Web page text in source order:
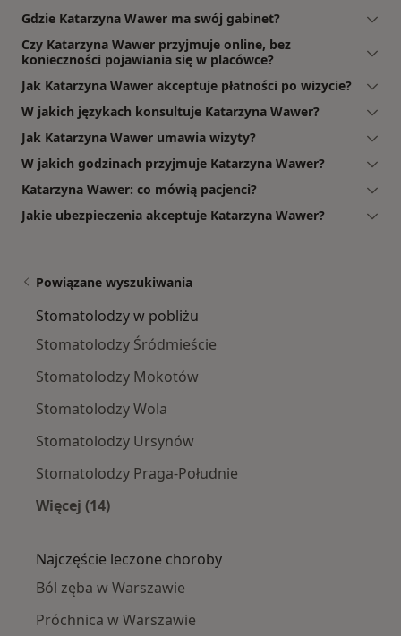
Gdzie Katarzyna Wawer ma swój gabinet?
Czy Katarzyna Wawer przyjmuje online, bez
konieczności pojawiania się w placówce?
Jak Katarzyna Wawer akceptuje płatności po wizycie?
W jakich językach konsultuje Katarzyna Wawer?
Jak Katarzyna Wawer umawia wizyty?
W jakich godzinach przyjmuje Katarzyna Wawer?
Katarzyna Wawer: co mówią pacjenci?
Jakie ubezpieczenia akceptuje Katarzyna Wawer?
Powiązane wyszukiwania
Stomatolodzy w pobliżu
Stomatolodzy Śródmieście
Stomatolodzy Mokotów
Stomatolodzy Wola
Stomatolodzy Ursynów
Stomatolodzy Praga-Południe
Więcej (14)
Najczęście leczone choroby
Ból zęba w Warszawie
Próchnica w Warszawie